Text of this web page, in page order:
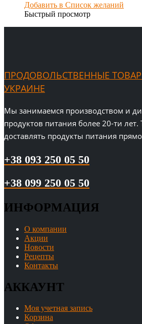
Добавить в Список желаний
Быстрый просмотр
ПРОДОВОЛЬСТВЕННЫЕ
УКРАИНЕ
Мы занимаемся производством и
продуктов питания более 20-ти
доставлять продукты питания
+38 093 250 05 50
+38 099 250 05 50
ИНФОРМАЦИЯ
О компании
Акции
Новости
Рецепты
Контакты
АККАУНТ
Моя учетная запись
Корзина